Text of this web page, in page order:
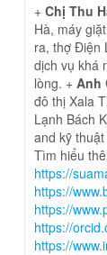
+ Chị Thu
Hà, máy
ra, thợ Điện
dịch vụ khá
lòng. + Anh
đô thị Xala
Lạnh Bách
and kỹ
Tìm hiểu
https://
https://
https://
https://
https://